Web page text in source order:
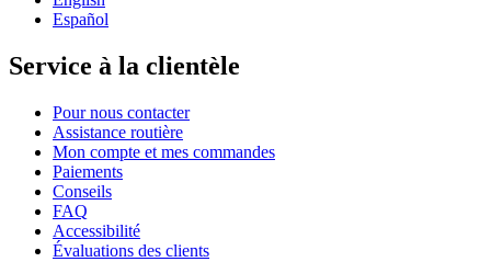
Español
Service à la clientèle
Pour nous contacter
Assistance routière
Mon compte et mes commandes
Paiements
Conseils
FAQ
Accessibilité
Évaluations des clients